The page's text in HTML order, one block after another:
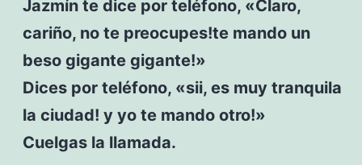
Jazmín te dice por teléfono, «Claro,
cariño, no te preocupes!te mando un
beso gigante gigante!»
Dices por teléfono, «sii, es muy tranquila
la ciudad! y yo te mando otro!»
Cuelgas la llamada.